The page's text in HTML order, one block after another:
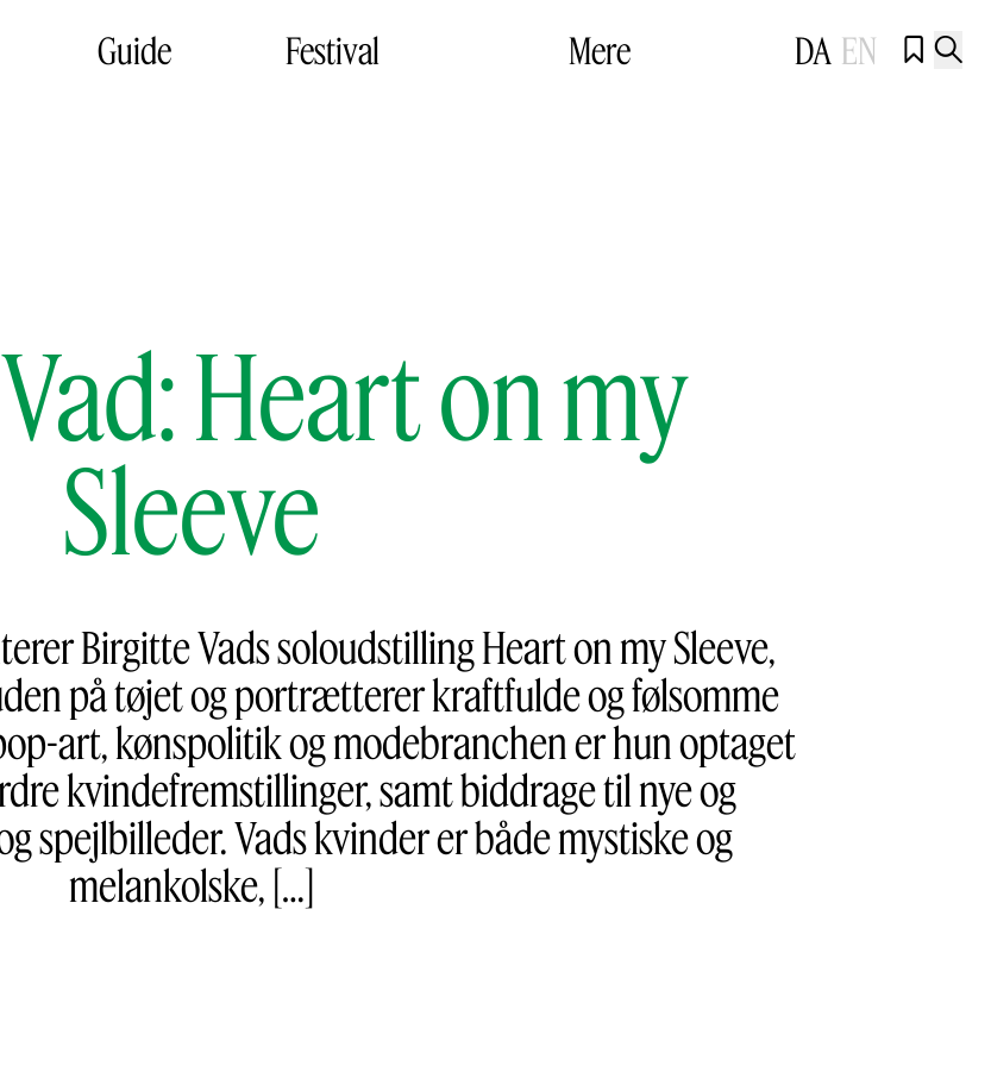
Guide Festival Mere DA EN  
Heart on my
Sleeve
Birgitte Vads soloudstilling Heart on my Sleeve,
på tøjet og portrætterer kraftfulde og følsomme
art, kønspolitik og modebranchen er hun optaget
kvindefremstillinger, samt biddrage til nye og
spejlbilleder. Vads kvinder er både mystiske og
melankolske, […]